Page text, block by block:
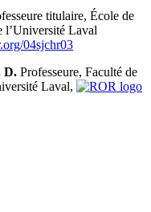
titulaire, École de
l’Université Laval
04sjchr03
D. Professeure, Faculté de
Laval,